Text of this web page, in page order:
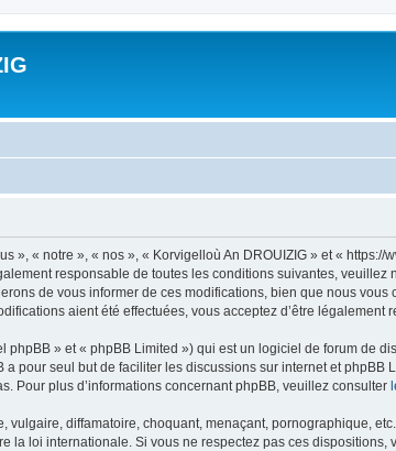
», « notre », « nos », « Korvigelloù An DROUIZIG » et «
responsable de toutes les conditions suivantes,
de vous informer de ces modifications, bien que nous
aient été effectuées, vous acceptez d’être légalement
» et « phpBB Limited ») qui est un logiciel de forum de
pour seul but de faciliter les discussions sur internet et phpBB
Pour plus d’informations concernant phpBB, veuillez consulter
diffamatoire, choquant, menaçant, pornographique,
la loi internationale. Si vous ne respectez pas ces